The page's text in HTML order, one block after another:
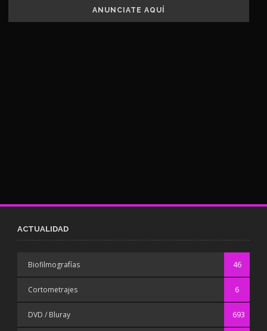
ANUNCIATE AQUÍ
ACTUALIDAD
Biofilmografías 46
Cortometrajes 6
DVD / Bluray 693